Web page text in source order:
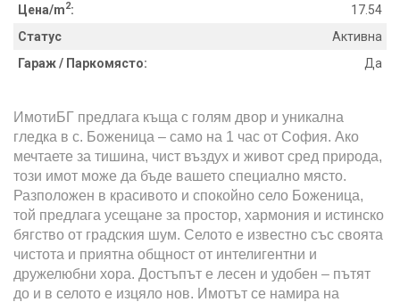
Цена/m2:
17.54
Статус
Активна
Гараж / Паркомясто:
Да
ИмотиБГ предлага къща с голям двор и уникална
гледка в с. Боженица – само на 1 час от София. Ако
мечтаете за тишина, чист въздух и живот сред природа,
този имот може да бъде вашето специално място.
Разположен в красивото и спокойно село Боженица,
той предлага усещане за простор, хармония и истинско
бягство от градския шум. Селото е известно със своята
чистота и приятна общност от интелигентни и
дружелюбни хора. Достъпът е лесен и удобен – пътят
до и в селото е изцяло нов. Имотът се намира на